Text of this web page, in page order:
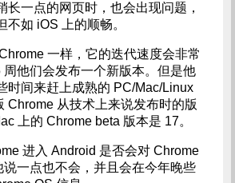
长一点的网页时，也会出现问题，
不如 iOS 上的顺畅。
一样，它的迭代速度会非常
他们会发布一个新版本。但是他
时间来赶上成熟的 PC/Mac/Linux
Chrome 从技术上来说发布时的版
上的 Chrome beta 版本是 17。
进入 Android 是否会对 Chrome
一点也不会，并且会在今年晚些